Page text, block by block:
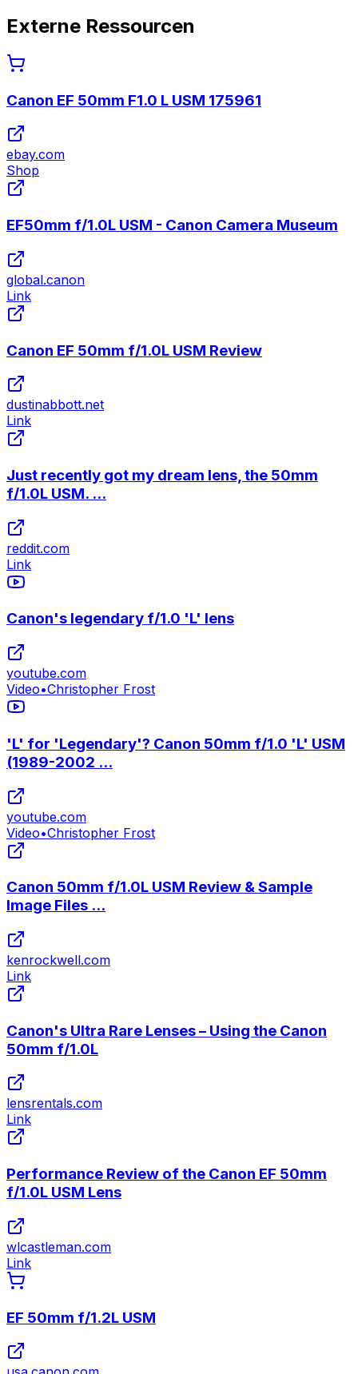
Externe Ressourcen
Canon EF 50mm F1.0 L USM 175961
ebay.com
Shop
EF50mm f/1.0L USM - Canon Camera Museum
global.canon
Link
Canon EF 50mm f/1.0L USM Review
dustinabbott.net
Link
Just recently got my dream lens, the 50mm
f/1.0L USM. ...
reddit.com
Link
Canon's legendary f/1.0 'L' lens
youtube.com
Video•Christopher Frost
'L' for 'Legendary'? Canon 50mm f/1.0 'L' USM
(1989-2002 ...
youtube.com
Video•Christopher Frost
Canon 50mm f/1.0L USM Review & Sample
Image Files ...
kenrockwell.com
Link
Canon's Ultra Rare Lenses – Using the Canon
50mm f/1.0L
lensrentals.com
Link
Performance Review of the Canon EF 50mm
f/1.0L USM Lens
wlcastleman.com
Link
EF 50mm f/1.2L USM